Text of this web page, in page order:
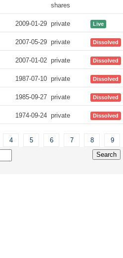
shares
2009-01-29 private Live
2007-05-29 private Dissolved
2007-01-02 private Dissolved
1987-07-10 private Dissolved
1985-09-27 private Dissolved
1974-09-24 private Dissolved
4 5 6 7 8 9